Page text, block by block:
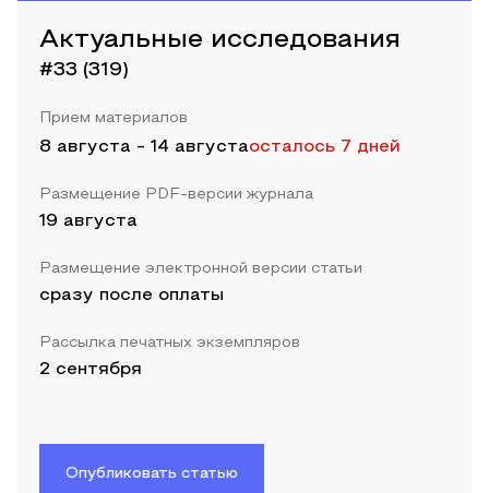
Актуальные исследования
#33 (319)
Прием материалов
8 августа - 14 августаосталось 7 дней
Размещение PDF-версии журнала
19 августа
Размещение электронной версии статьи
сразу после оплаты
Рассылка печатных экземпляров
2 сентября
Опубликовать статью